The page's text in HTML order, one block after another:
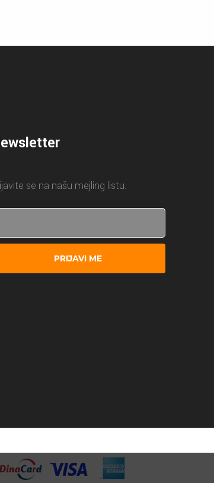
se na našu mejling listu.
PRIJAVI ME